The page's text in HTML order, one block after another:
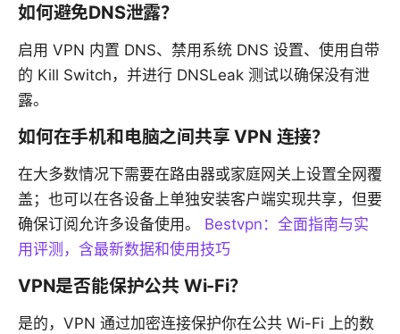
如何避免DNS泄露？
启用 VPN 内置 DNS、禁用系统 DNS 设置、使用自带
的 Kill Switch，并进行 DNSLeak 测试以确保没有泄
露。
如何在手机和电脑之间共享 VPN 连接？
在大多数情况下需要在路由器或家庭网关上设置全网覆
盖；也可以在各设备上单独安装客户端实现共享，但要
确保订阅允许多设备使用。 Bestvpn：全面指南与实
用评测，含最新数据和使用技巧
VPN是否能保护公共 Wi-Fi？
是的，VPN 通过加密连接保护你在公共 Wi-Fi 上的数